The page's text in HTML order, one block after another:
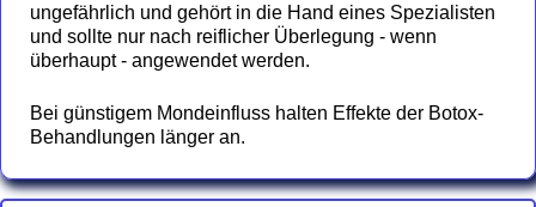
ungefährlich und gehört in die Hand eines Spezialisten
und sollte nur nach reiflicher Überlegung - wenn
überhaupt - angewendet werden.
Bei günstigem Mondeinfluss halten Effekte der Botox-
Behandlungen länger an.